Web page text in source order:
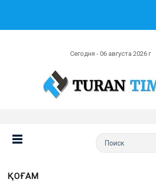
Сегодня - 06 августа 2026 г
ҚОҒАМ